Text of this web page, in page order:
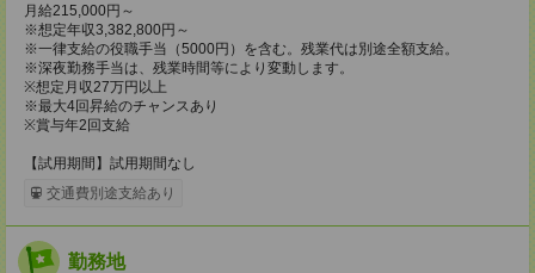
月給215,000円～
※想定年収3,382,800円～
※一律支給の役職手当（5000円）を含む。残業代は別途全額支給。
※深夜勤務手当は、残業時間等により変動します。
※想定月収27万円以上
※最大4回昇給のチャンスあり
※賞与年2回支給
【試用期間】試用期間なし
交通費別途支給あり
勤務地